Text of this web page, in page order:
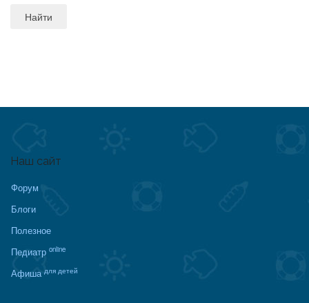
Наш сайт
Форум
Блоги
Полезное
Педиатр online
Афиша для детей